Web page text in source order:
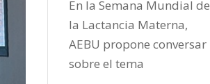
En la Semana Mundial de
la Lactancia Materna,
AEBU propone conversar
sobre el tema